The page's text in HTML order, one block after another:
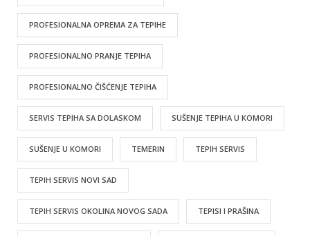
PROFESIONALNA OPREMA ZA TEPIHE
PROFESIONALNO PRANJE TEPIHA
PROFESIONALNO ČIŠĆENJE TEPIHA
SERVIS TEPIHA SA DOLASKOM SUŠENJE TEPIHA U KOMORI
SUŠENJE U KOMORI TEMERIN TEPIH SERVIS
TEPIH SERVIS NOVI SAD
TEPIH SERVIS OKOLINA NOVOG SADA TEPISI I PRAŠINA